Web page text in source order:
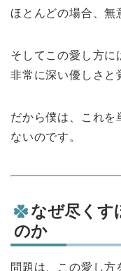
ほとんどの場合、無
そしてこの愛し方に
非常に深い優しさと
だから僕は、これを
ないのです。
なぜ尽くす
のか
問題は、この愛し方